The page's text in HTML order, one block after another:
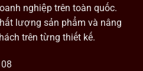
nghiệp trên toàn quốc.
lượng sản phẩm và nâng
trên từng thiết kế.